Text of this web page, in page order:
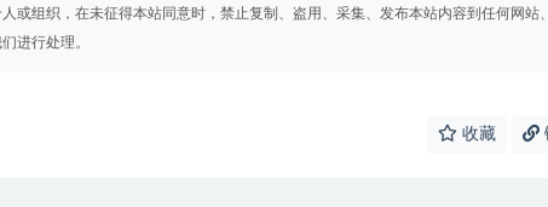
或组织，在未征得本站同意时，禁止复制、盗用、采集、发布本站内容到任何网站
进行处理。
收藏